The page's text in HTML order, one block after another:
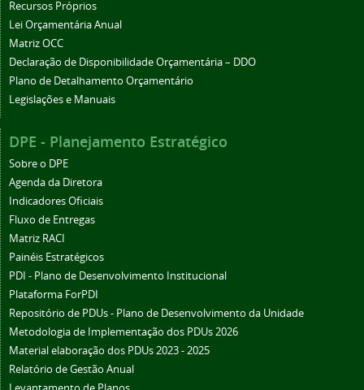
Recursos Próprios
Lei Orçamentária Anual
Matriz OCC
Declaração de Disponibilidade Orçamentária – DDO
Plano de Detalhamento Orçamentário
Legislações e Manuais
DPE - Planejamento Estratégico
Sobre o DPE
Agenda da Diretora
Indicadores Oficiais
Fluxo de Entregas
Matriz RACI
Painéis Estratégicos
PDI - Plano de Desenvolvimento Institucional
Plataforma ForPDI
Repositório de PDUs - Plano de Desenvolvimento da Unidade
Metodologia de Implementação dos PDUs 2026
Material elaboração dos PDUs 2023 - 2025
Relatório de Gestão Anual